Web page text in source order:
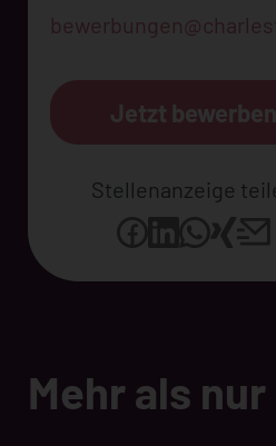
Jetzt bewerben
Stellenanzeige
Mehr als